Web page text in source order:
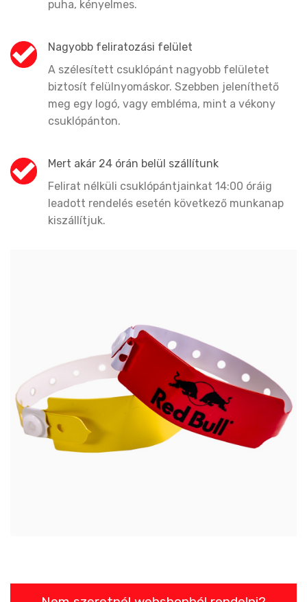
puha, kényelmes.
Nagyobb feliratozási felület
A szélesített csuklópánt nagyobb felületet
biztosít felülnyomáskor. Szebben jeleníthető
meg egy logó, vagy embléma, mint a vékony
csuklópánton.
Mert akár 24 órán belül szállítunk
Felirat nélküli csuklópántjainkat 14:00 óráig
leadott rendelés esetén következő munkanap
kiszállítjuk.